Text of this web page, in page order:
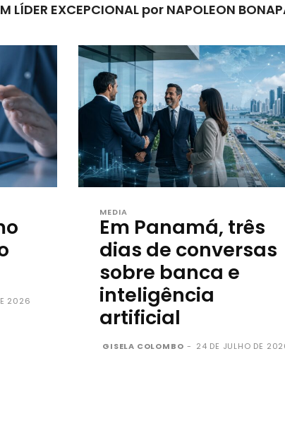
LÍDER EXCEPCIONAL por NAPOLEON
2026
MEDIA
Em Panamá, três
dias de conversas
sobre banca e
inteligência
artificial
GISELA COLOMBO - 24 DE JULHO DE